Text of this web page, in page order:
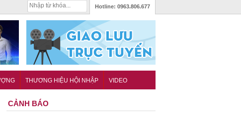
Hotline: 0963.806.677
THƯƠNG HIỆU HỘI NHẬP VIDEO
CẢNH BÁO